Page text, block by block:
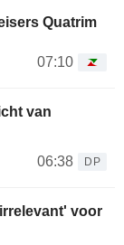
Quatrim
07:10
van
06:38
DP
voor